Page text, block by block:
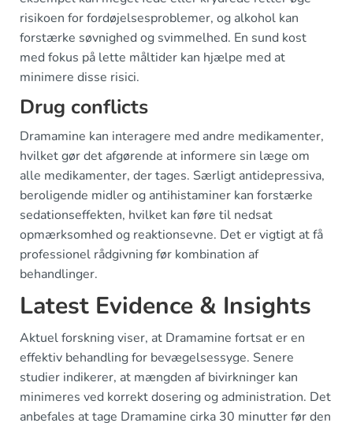
risikoen for fordøjelsesproblemer, og alkohol kan
forstærke søvnighed og svimmelhed. En sund kost
med fokus på lette måltider kan hjælpe med at
minimere disse risici.
Drug conflicts
Dramamine kan interagere med andre medikamenter,
hvilket gør det afgørende at informere sin læge om
alle medikamenter, der tages. Særligt antidepressiva,
beroligende midler og antihistaminer kan forstærke
sedationseffekten, hvilket kan føre til nedsat
opmærksomhed og reaktionsevne. Det er vigtigt at få
professionel rådgivning før kombination af
behandlinger.
Latest Evidence & Insights
Aktuel forskning viser, at Dramamine fortsat er en
effektiv behandling for bevægelsessyge. Senere
studier indikerer, at mængden af bivirkninger kan
minimeres ved korrekt dosering og administration. Det
anbefales at tage Dramamine cirka 30 minutter før den